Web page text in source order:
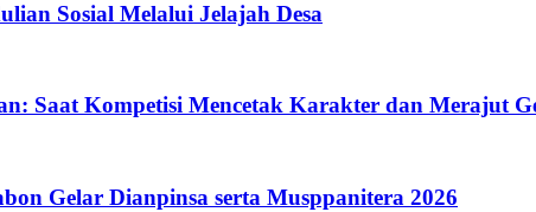
Sosial Melalui Jelajah Desa
Saat Kompetisi Mencetak Karakter dan Merajut
Gelar Dianpinsa serta Musppanitera 2026